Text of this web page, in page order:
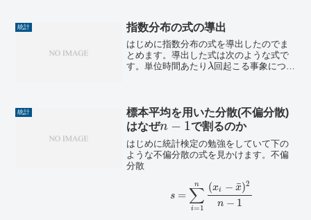
統計 指数分布の式の導出
はじめに指数分布の式を導出したのでま
とめます。導出した式は次のような式で
す。単位時間あたりλ回起こる事象につい
統計
標本平均を用いた分散(不偏分散)
はなぜn − 1で割るのか
はじめに統計検定の勉強をしていて下の
ような不偏分散の式を見かけます。不偏
分散
s = ∑
i=1
n (xi − x
¯)2
n − 1